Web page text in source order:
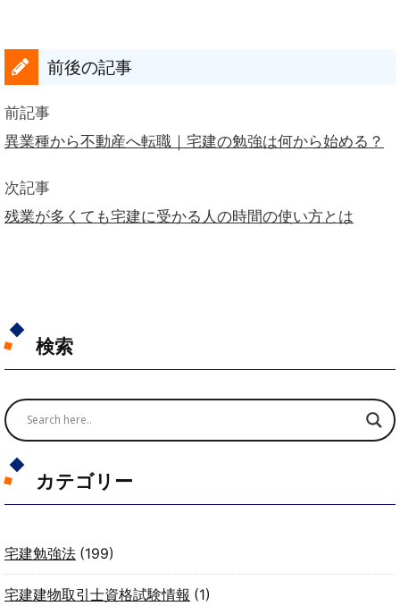
前後の記事
前記事
異業種から不動産へ転職｜宅建の勉強は何から始める？
次記事
残業が多くても宅建に受かる人の時間の使い方とは
検索
カテゴリー
宅建勉強法 (199)
宅建建物取引士資格試験情報 (1)